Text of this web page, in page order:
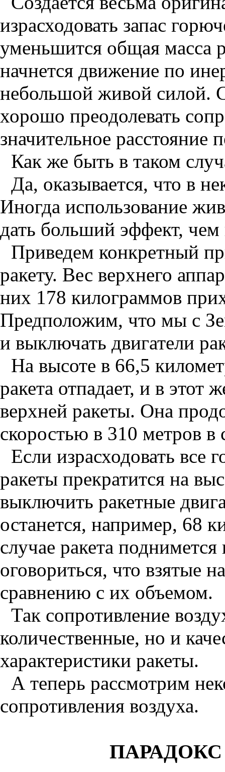
израсходовать запас
уменьшится общая масса
начнется движение по
небольшой живой силой.
хорошо преодолевать
значительное расстояние
Как же быть в таком
Да, оказывается, что в
Иногда использование
дать больший эффект,
Приведем конкретный
ракету. Вес верхнего
них 178 килограммов
Предположим, что мы с
и выключать двигатели
На высоте в 66,5
ракета отпадает, и в этот
верхней ракеты. Она
скоростью в 310 метров в
Если израсходовать все
ракеты прекратится на
выключить ракетные
останется, например, 68
случае ракета
оговориться, что взятые
сравнению с их объемом.
Так сопротивление
количественные, но и
характеристики ракеты.
А теперь рассмотрим
сопротивления воздуха.